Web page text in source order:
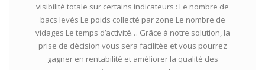
visibilité totale sur certains indicateurs : Le nombre de
bacs levés Le poids collecté par zone Le nombre de
vidages Le temps d’activité… Grâce à notre solution, la
prise de décision vous sera facilitée et vous pourrez
gagner en rentabilité et améliorer la qualité des